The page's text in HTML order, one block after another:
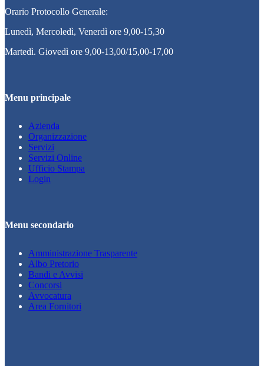
Orario Protocollo Generale:
Lunedì, Mercoledì, Venerdì ore 9,00-15,30
Martedì. Giovedì ore 9,00-13,00/15,00-17,00
Menu principale
Azienda
Organizzazione
Servizi
Servizi Online
Ufficio Stampa
Login
Menu secondario
Amministrazione Trasparente
Albo Pretorio
Bandi e Avvisi
Concorsi
Avvocatura
Area Fornitori